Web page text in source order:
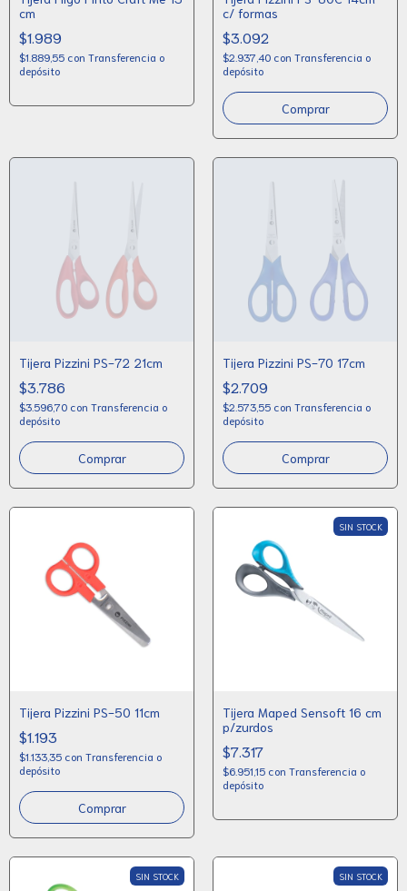
cm
$1.989
$1.889,55 con Transferencia o
depósito
c/ formas
$3.092
$2.937,40 con Transferencia o
depósito
Tijera Pizzini PS-72 21cm
$3.786
$3.596,70 con Transferencia o
depósito
Tijera Pizzini PS-70 17cm
$2.709
$2.573,55 con Transferencia o
depósito
Tijera Pizzini PS-50 11cm
$1.193
$1.133,35 con Transferencia o
depósito
SIN STOCK
Tijera Maped Sensoft 16 cm
p/zurdos
$7.317
$6.951,15 con Transferencia o
depósito
SIN STOCK SIN STOCK